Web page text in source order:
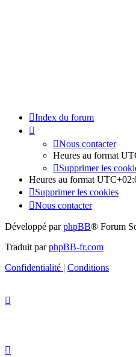
Index du forum
Nous contacter
Heures au format
Supprimer les
Heures au format
Supprimer les cookies
Nous contacter
Développé parphpBB® Forum
Traduit parphpBB-fr.com
Confidentialité | Conditions